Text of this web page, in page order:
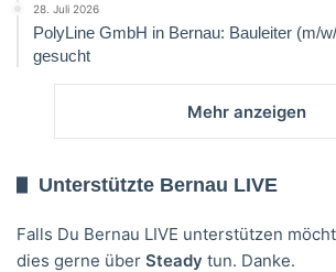
28. Juli 2026
PolyLine GmbH in Bernau: Bauleiter (m/
gesucht
Mehr anzeigen
Unterstützte Bernau LIVE
Falls Du Bernau LIVE unterstützen
dies gerne über Steady tun. Danke.